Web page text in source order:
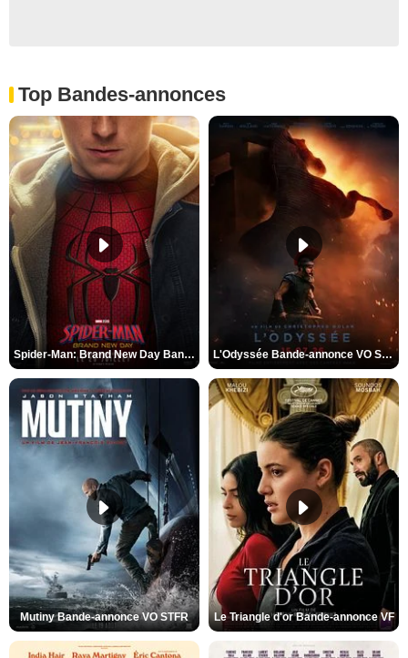
Top Bandes-annonces
Spider-Man: Brand New Day Bande-annonce VO STFR L'Odyssée Bande-annonce VO STFR
Mutiny Bande-annonce VO STFR Le Triangle d'or Bande-annonce VF